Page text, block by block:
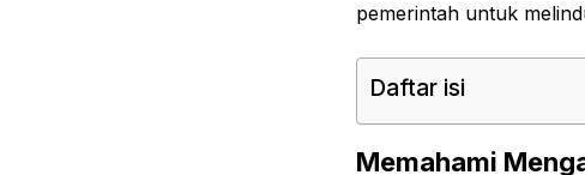
pemerintah untuk
Daftar isi
Memahami